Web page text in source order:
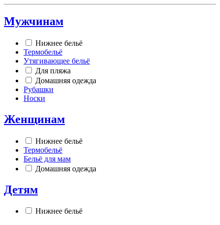
Мужчинам
Нижнее бельё
Термобельё
Утягивающее бельё
Для пляжа
Домашняя одежда
Рубашки
Носки
Женщинам
Нижнее бельё
Термобельё
Бельё для мам
Домашняя одежда
Детям
Нижнее бельё